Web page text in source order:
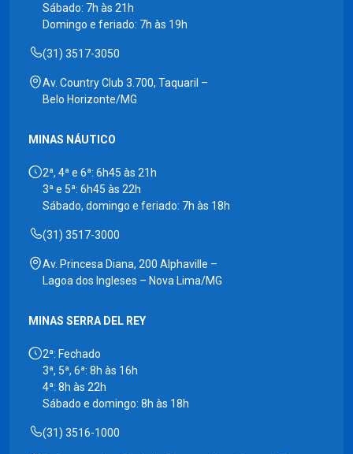
Sábado: 7h às 21h
Domingo e feriado: 7h às 19h
(31) 3517-3050
Av. Country Club 3.700, Taquaril –
Belo Horizonte/MG
MINAS NÁUTICO
2ª, 4ª e 6ª: 6h45 às 21h
3ª e 5ª: 6h45 às 22h
Sábado, domingo e feriado: 7h às 18h
(31) 3517-3000
Av. Princesa Diana, 200 Alphaville –
Lagoa dos Ingleses – Nova Lima/MG
MINAS SERRA DEL REY
2ª: Fechado
3ª, 5ª, 6ª: 8h às 16h
4ª: 8h às 22h
Sábado e domingo: 8h às 18h
(31) 3516-1000